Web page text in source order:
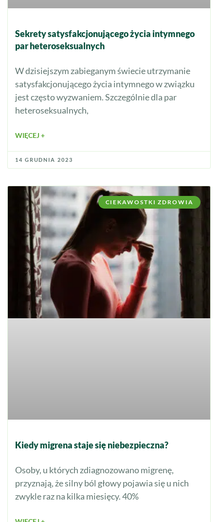
Sekrety satysfakcjonującego życia intymnego
par heteroseksualnych
W dzisiejszym zabieganym świecie utrzymanie
satysfakcjonującego życia intymnego w związku
jest często wyzwaniem. Szczególnie dla par
heteroseksualnych,
WIĘCEJ +
14 GRUDNIA 2023
CIEKAWOSTKI ZDROWIA
Kiedy migrena staje się niebezpieczna?
Osoby, u których zdiagnozowano migrenę,
przyznają, że silny ból głowy pojawia się u nich
zwykle raz na kilka miesięcy. 40%